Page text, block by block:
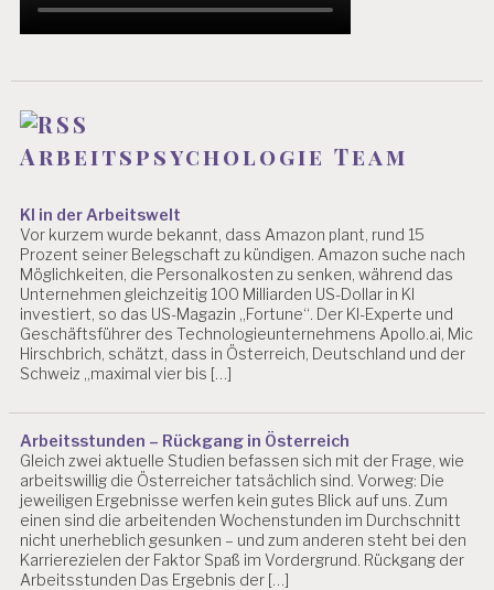
I
E
L
G
A
E
I
T
S
I
C
H
R
H
E
I
T
U
N
C
Arbeitspsychologie Team
KI in der Arbeitswelt
Vor kurzem wurde bekannt, dass Amazon plant, rund 15
Prozent seiner Belegschaft zu kündigen. Amazon suche nach
Möglichkeiten, die Personalkosten zu senken, während das
Unternehmen gleichzeitig 100 Milliarden US-Dollar in KI
investiert, so das US-Magazin „Fortune“. Der KI-Experte und
Geschäftsführer des Technologieunternehmens Apollo.ai, Mic
Hirschbrich, schätzt, dass in Österreich, Deutschland und der
Schweiz „maximal vier bis […]
Arbeitsstunden – Rückgang in Österreich
Gleich zwei aktuelle Studien befassen sich mit der Frage, wie
arbeitswillig die Österreicher tatsächlich sind. Vorweg: Die
jeweiligen Ergebnisse werfen kein gutes Blick auf uns. Zum
einen sind die arbeitenden Wochenstunden im Durchschnitt
nicht unerheblich gesunken – und zum anderen steht bei den
Karrierezielen der Faktor Spaß im Vordergrund. Rückgang der
Arbeitsstunden Das Ergebnis der […]